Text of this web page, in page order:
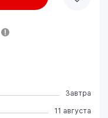
Завтра
11 августа